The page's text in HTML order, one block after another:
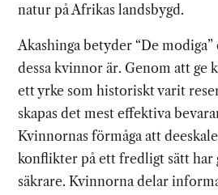
natur på Afrikas landsbygd.
Akashinga betyder “De
dessa kvinnor är. Genom att ge
ett yrke som historiskt varit
skapas det mest effektiva
Kvinnornas förmåga att
konflikter på ett fredligt sätt
säkrare. Kvinnorna delar